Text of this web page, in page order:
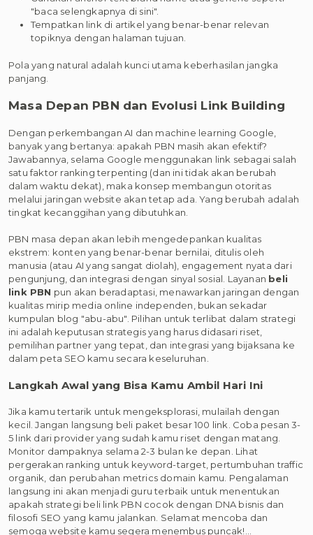
"baca selengkapnya di sini".
Tempatkan link di artikel yang benar-benar relevan
topiknya dengan halaman tujuan.
Pola yang natural adalah kunci utama keberhasilan jangka
panjang.
Masa Depan PBN dan Evolusi Link Building
Dengan perkembangan AI dan machine learning Google,
banyak yang bertanya: apakah PBN masih akan efektif?
Jawabannya, selama Google menggunakan link sebagai salah
satu faktor ranking terpenting (dan ini tidak akan berubah
dalam waktu dekat), maka konsep membangun otoritas
melalui jaringan website akan tetap ada. Yang berubah adalah
tingkat kecanggihan yang dibutuhkan.
PBN masa depan akan lebih mengedepankan kualitas
ekstrem: konten yang benar-benar bernilai, ditulis oleh
manusia (atau AI yang sangat diolah), engagement nyata dari
pengunjung, dan integrasi dengan sinyal sosial. Layanan beli
link PBN pun akan beradaptasi, menawarkan jaringan dengan
kualitas mirip media online independen, bukan sekadar
kumpulan blog "abu-abu". Pilihan untuk terlibat dalam strategi
ini adalah keputusan strategis yang harus didasari riset,
pemilihan partner yang tepat, dan integrasi yang bijaksana ke
dalam peta SEO kamu secara keseluruhan.
Langkah Awal yang Bisa Kamu Ambil Hari Ini
Jika kamu tertarik untuk mengeksplorasi, mulailah dengan
kecil. Jangan langsung beli paket besar 100 link. Coba pesan 3-
5 link dari provider yang sudah kamu riset dengan matang.
Monitor dampaknya selama 2-3 bulan ke depan. Lihat
pergerakan ranking untuk keyword-target, pertumbuhan traffic
organik, dan perubahan metrics domain kamu. Pengalaman
langsung ini akan menjadi guru terbaik untuk menentukan
apakah strategi beli link PBN cocok dengan DNA bisnis dan
filosofi SEO yang kamu jalankan. Selamat mencoba dan
semoga website kamu segera menembus puncak!…